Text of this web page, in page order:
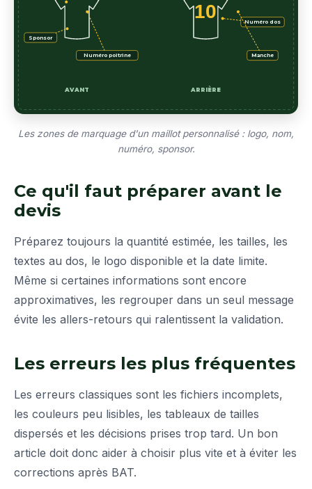
10
AVANT ARRIÈRE
Sponsor
Numéro poitrine
Numéro dos
Manche
Les zones de marquage d'un maillot personnalisé : logo, nom,
numéro, sponsor.
Ce qu'il faut préparer avant le
devis
Préparez toujours la quantité estimée, les tailles, les
textes au dos, le logo disponible et la date limite.
Même si certaines informations sont encore
approximatives, les regrouper dans un seul message
évite les allers-retours qui ralentissent la validation.
Les erreurs les plus fréquentes
Les erreurs classiques sont les fichiers incomplets,
les couleurs peu lisibles, les tableaux de tailles
dispersés et les décisions prises trop tard. Un bon
article doit donc aider à choisir plus vite et à éviter les
corrections après BAT.